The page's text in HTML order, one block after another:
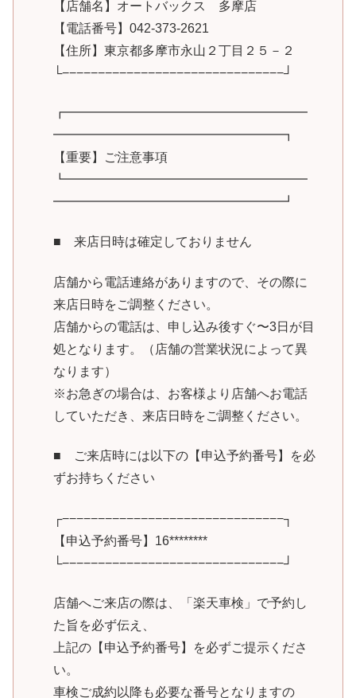
【店舗名】オートバックス 多摩店
【電話番号】042-373-2621
【住所】東京都多摩市永山２丁目２５－２
└−−−−−−−−−−−−−−−−−−−−−−−−−−−−−−−┘
┏━━━━━━━━━━━━━━━━━━━
━━━━━━━━━━━━━━━━━━┓
【重要】ご注意事項
┗━━━━━━━━━━━━━━━━━━━
━━━━━━━━━━━━━━━━━━┛
■ 来店日時は確定しておりません
店舗から電話連絡がありますので、その際に
来店日時をご調整ください。
店舗からの電話は、申し込み後すぐ〜3日が目
処となります。（店舗の営業状況によって異
なります）
※お急ぎの場合は、お客様より店舗へお電話
していただき、来店日時をご調整ください。
■ ご来店時には以下の【申込予約番号】を必
ずお持ちください
┌−−−−−−−−−−−−−−−−−−−−−−−−−−−−−−−┐
【申込予約番号】16********
└−−−−−−−−−−−−−−−−−−−−−−−−−−−−−−−┘
店舗へご来店の際は、「楽天車検」で予約し
た旨を必ず伝え、
上記の【申込予約番号】を必ずご提示くださ
い。
車検ご成約以降も必要な番号となりますの